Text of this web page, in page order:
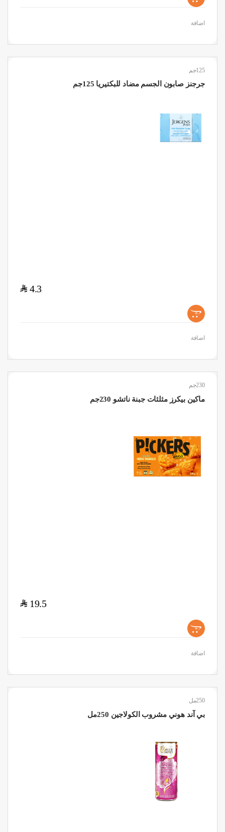
اضافة
125جم
جرجنز صابون الجسم مضاد للبكتيريا 125جم
4.3
$
+
اضافة
230جم
ماكين بيكرز مثلثات جبنة ناتشو 230جم
19.5
$
+
اضافة
250مل
بي آند هوني مشروب الكولاجين 250مل